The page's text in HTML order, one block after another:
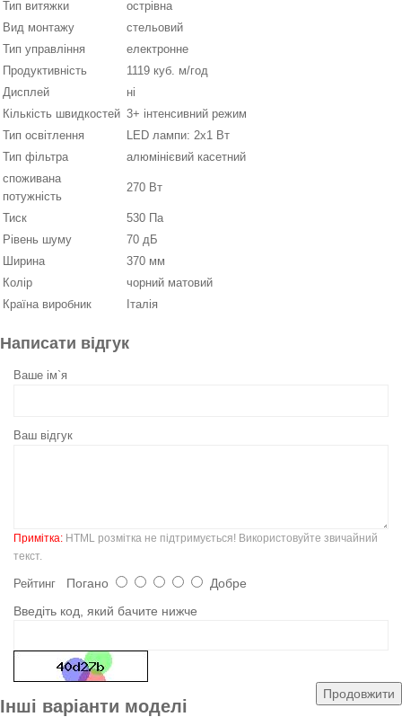
Тип витяжки
острівна
Вид монтажу
стельовий
Тип управління
електронне
Продуктивність
1119 куб. м/год
Дисплей
ні
Кількість швидкостей 3+ інтенсивний режим
Тип освітлення
LED лампи: 2х1 Вт
Тип фільтра
алюмінієвий касетний
споживана
потужність
270 Вт
Тиск
530 Па
Рівень шуму
70 дБ
Ширина
370 мм
Колір
чорний матовий
Країна виробник
Італія
Написати відгук
Ваше ім`я
Ваш відгук
Примітка: HTML розмітка не підтримується! Використовуйте звичайний
текст.
Рейтинг Погано
Добре
Введіть код, який бачите нижче
Продовжити
Інші варіанти моделі